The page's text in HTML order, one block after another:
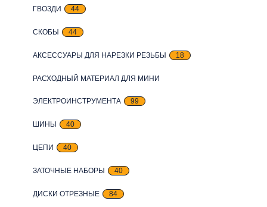
ГВОЗДИ 44
СКОБЫ 44
АКСЕССУАРЫ ДЛЯ НАРЕЗКИ РЕЗЬБЫ 18
РАСХОДНЫЙ МАТЕРИАЛ ДЛЯ МИНИ
ЭЛЕКТРОИНСТРУМЕНТА 99
ШИНЫ 40
ЦЕПИ 40
ЗАТОЧНЫЕ НАБОРЫ 40
ДИСКИ ОТРЕЗНЫЕ 84